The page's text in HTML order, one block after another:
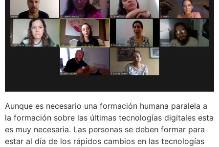
Aunque es necesario una formación humana paralela a
la formación sobre las últimas tecnologías digitales esta
es muy necesaria. Las personas se deben formar para
estar al día de los rápidos cambios en las tecnologías